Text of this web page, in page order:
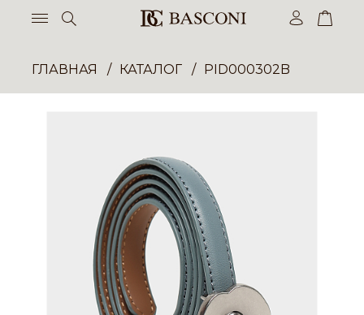
ГЛАВНАЯ КАТАЛОГ PID000302B